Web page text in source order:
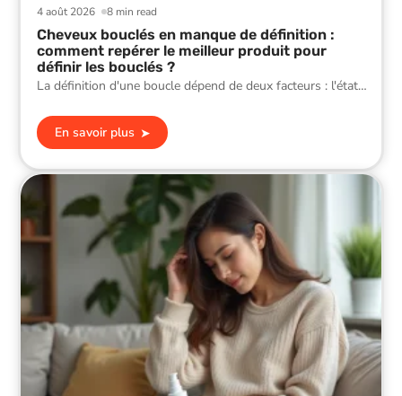
8 min read
4 août 2026
Cheveux bouclés en manque de définition :
comment repérer le meilleur produit pour
définir les bouclés ?
La définition d'une boucle dépend de deux facteurs : l'état…
En savoir plus